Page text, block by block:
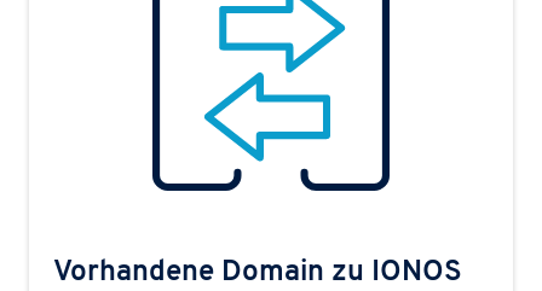
Vorhandene Domain zu IONOS